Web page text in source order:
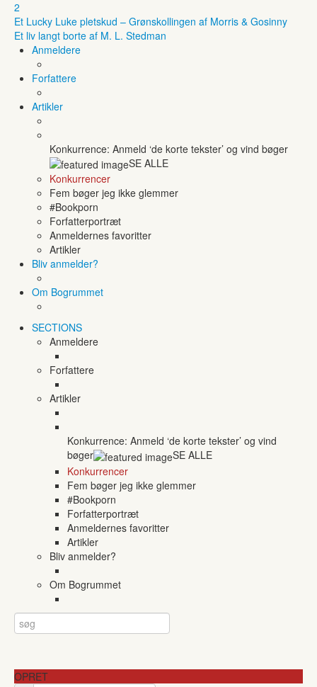
2
Et Lucky Luke pletskud – Grønskollingen af Morris & Gosinny
Et liv langt borte af M. L. Stedman
Anmeldere
Forfattere
Artikler
Konkurrence: Anmeld ‘de korte tekster’ og vind bøger
SE ALLE
Konkurrencer
Fem bøger jeg ikke glemmer
#Bookporn
Forfatterportræt
Anmeldernes favoritter
Artikler
Bliv anmelder?
Om Bogrummet
SECTIONS
Anmeldere
Forfattere
Artikler
Konkurrence: Anmeld ‘de korte tekster’ og vind
bøger
SE ALLE
Konkurrencer
Fem bøger jeg ikke glemmer
#Bookporn
Forfatterportræt
Anmeldernes favoritter
Artikler
Bliv anmelder?
Om Bogrummet
OPRET